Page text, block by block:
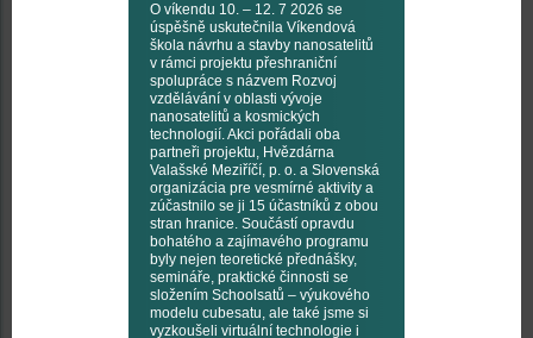
O víkendu 10. – 12. 7 2026 se
úspěšně uskutečnila Víkendová
škola návrhu a stavby nanosatelitů
v rámci projektu přeshraniční
spolupráce s názvem Rozvoj
vzdělávání v oblasti vývoje
nanosatelitů a kosmických
technologií. Akci pořádali oba
partneři projektu, Hvězdárna
Valašské Meziříčí, p. o. a Slovenská
organizácia pre vesmírné aktivity a
zúčastnilo se ji 15 účastníků z obou
stran hranice. Součástí opravdu
bohatého a zajímavého programu
byly nejen teoretické přednášky,
semináře, praktické činnosti se
složením Schoolsatů – výukového
modelu cubesatu, ale také jsme si
vyzkoušeli virtuální technologie i